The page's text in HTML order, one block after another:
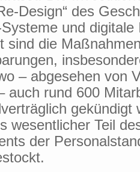
Design“ des
und digitale
sind die
– abgesehen von
auch rund 600
gekündigt
wesentlicher Teil
der